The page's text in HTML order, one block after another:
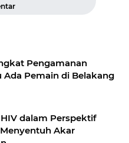
Pengamanan
Ada Pemain di Belakang
dalam Perspektif
Akar